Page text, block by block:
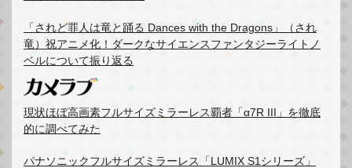
「されど罪人は竜と踊る Dances with the Dragons」（され
竜）祝アニメ化！ダークなサイエンスファンタジーライトノ
ベルについて振り返る
現状ほぼ高画素フルサイズミラーレス覇者「α7R III」を徹底
的に調べてみた
パナソニックフルサイズミラーレス「LUMIX S1シリーズ」